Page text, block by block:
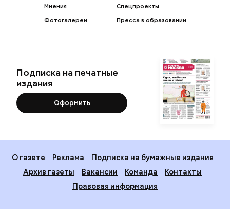
Мнения
Фотогалереи
Спецпроекты
Пресса в образовании
Подписка на печатные
издания
Оформить
О газете Реклама
Подписка на бумажные издания
Архив газеты
Вакансии Команда
Контакты
Правовая информация